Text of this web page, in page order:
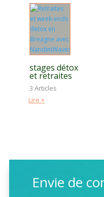
stages détox
et retraites
3 Articles
Lire +
Envie de